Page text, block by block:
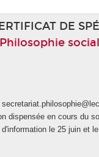
DE
Philosophie
dispensée en cours du
d'information le 25 juin et